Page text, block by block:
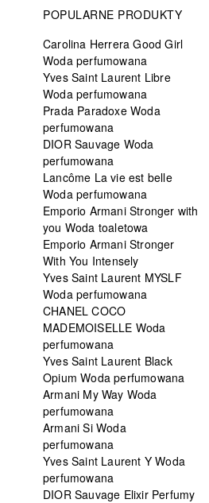
POPULARNE PRODUKTY
Carolina Herrera Good Girl
Woda perfumowana
Yves Saint Laurent Libre
Woda perfumowana
Prada Paradoxe Woda
perfumowana
DIOR Sauvage Woda
perfumowana
Lancôme La vie est belle
Woda perfumowana
Emporio Armani Stronger with
you Woda toaletowa
Emporio Armani Stronger
With You Intensely
Yves Saint Laurent MYSLF
Woda perfumowana
CHANEL COCO
MADEMOISELLE Woda
perfumowana
Yves Saint Laurent Black
Opium Woda perfumowana
Armani My Way Woda
perfumowana
Armani Si Woda
perfumowana
Yves Saint Laurent Y Woda
perfumowana
DIOR Sauvage Elixir Perfumy